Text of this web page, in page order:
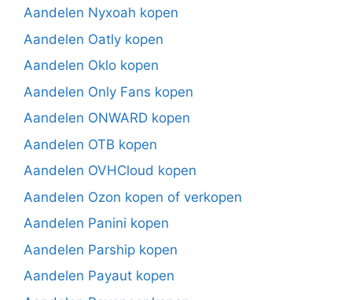
Aandelen Nyxoah kopen
Aandelen Oatly kopen
Aandelen Oklo kopen
Aandelen Only Fans kopen
Aandelen ONWARD kopen
Aandelen OTB kopen
Aandelen OVHCloud kopen
Aandelen Ozon kopen of verkopen
Aandelen Panini kopen
Aandelen Parship kopen
Aandelen Payaut kopen